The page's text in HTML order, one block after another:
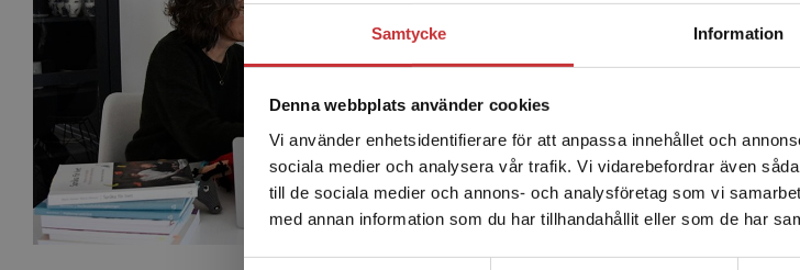
Samtycke Information
Denna webbplats använder cookies
Vi använder enhetsidentifierare för att anpassa innehållet och
sociala medier och analysera vår trafik. Vi vidarebefordrar även
till de sociala medier och annons- och analysföretag som vi
med annan information som du har tillhandahållit eller som de har
Begränsad fraktregion
Det verkar som att du besöker
enhet utanför Sverige. Vi erbjuder
Sverige. För att kunna slutföra ett
leveransadressen vara i Sverige.Läs
språkets
förskolan
Heimer och Maria
Till intervjun